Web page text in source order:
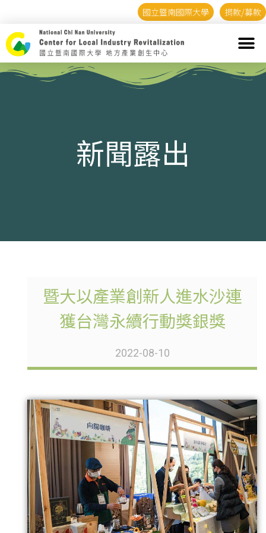
國立暨南國際大學 捐款/募款
新聞露出
暨大以產業創新人進水沙連
獲台灣永續行動獎銀獎
2022-08-10